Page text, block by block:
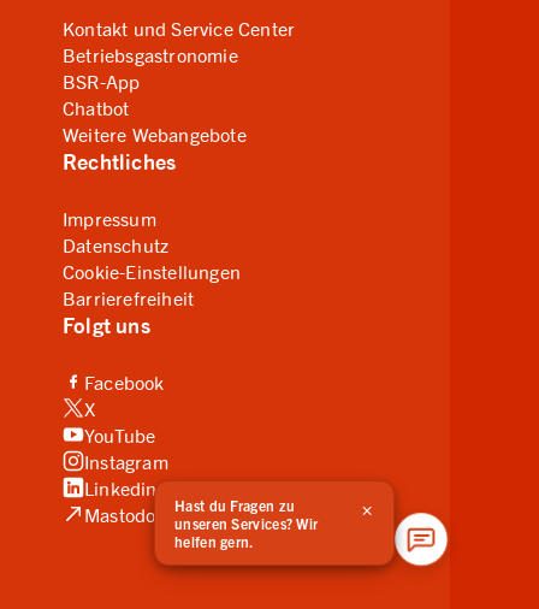
Kontakt und Service Center
Betriebsgastronomie
BSR-App
Chatbot
Weitere Webangebote
Rechtliches
Impressum
Datenschutz
Cookie-Einstellungen
Barrierefreiheit
Folgt uns
Facebook
(Link zu externer Website, öffnet in neuem Tab)
X
(Link zu externer Website, öffnet in neuem Tab)
YouTube
(Link zu externer Website, öffnet in neuem Tab)
Instagram
(Link zu externer Website, öffnet in neuem Tab)
Linkedin
(Link zu externer Website, öffnet in neuem Tab)
Mastodon
(Link zu externer Website, öffnet in neuem Tab)
Hast du Fragen zu
unseren Services? Wir
helfen gern.
×